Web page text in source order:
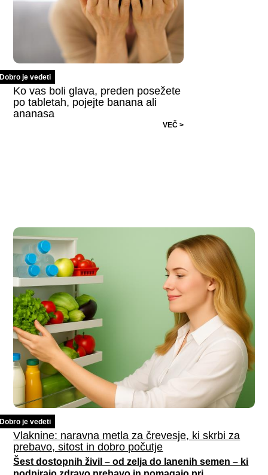
Dobro je vedeti
Ko vas boli glava, preden posežete
po tabletah, pojejte banana ali
ananasa
VEČ >
Dobro je vedeti
Vlaknine: naravna metla za črevesje, ki skrbi za
prebavo, sitost in dobro počutje
Šest dostopnih živil – od zelja do lanenih semen – ki